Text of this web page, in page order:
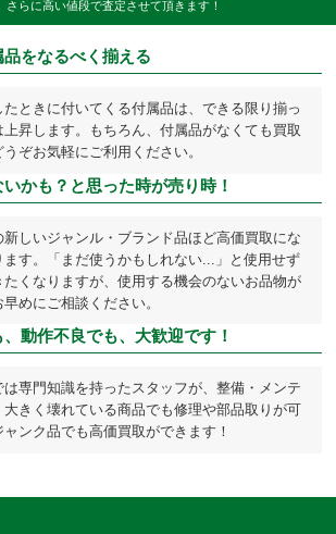
らに高い値段で査定させて頂きます！
品をなるべく揃える
ときに付いてくる付属品は、できる限り揃っ
昇します。もちろん、付属品がなくても買取
ぞお気軽にご利用ください。
かも？と思った時が売り時！
しいジャンル・ブランド品ほど高価買取にな
ます。「まだ使うかもしれない...」と使用せず
くなりますが、使用する機会のないお品物が
めにご相談ください。
動作不良でも、大歓迎です！
専門知識を持ったスタッフが、整備・メンテ
きく壊れている商品でも修理や部品取りが可
ンク品でも高価買取ができます！